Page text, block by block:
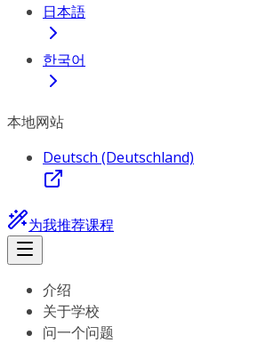
日本語
한국어
本地网站
Deutsch (Deutschland)
为我推荐课程
介绍
关于学校
问一个问题